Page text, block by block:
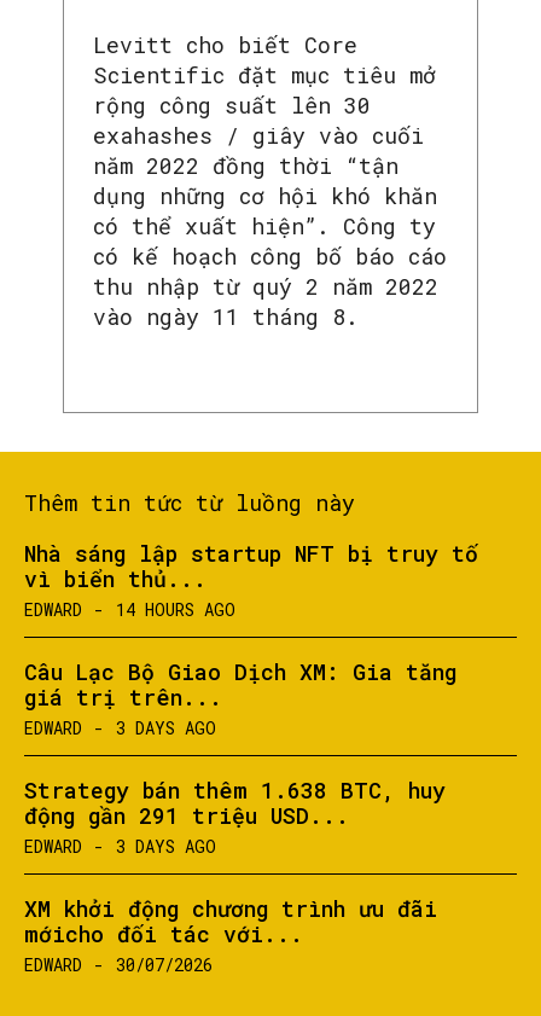
SEARCH...
Levitt cho biết Core
Scientific đặt mục tiêu mở
rộng công suất lên 30
exahashes / giây vào cuối
năm 2022 đồng thời “tận
dụng những cơ hội khó khăn
có thể xuất hiện”. Công ty
có kế hoạch công bố báo cáo
thu nhập từ quý 2 năm 2022
vào ngày 11 tháng 8.
Thêm tin tức từ luồng này
Nhà sáng lập startup NFT bị truy tố
vì biển thủ...
EDWARD - 14 HOURS AGO
Câu Lạc Bộ Giao Dịch XM: Gia tăng
giá trị trên...
EDWARD - 3 DAYS AGO
Strategy bán thêm 1.638 BTC, huy
động gần 291 triệu USD...
EDWARD - 3 DAYS AGO
XM khởi động chương trình ưu đãi
mớicho đối tác với...
EDWARD - 30/07/2026